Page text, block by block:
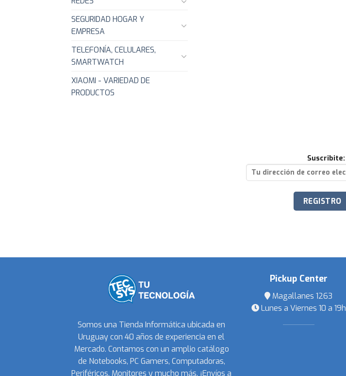
SEGURIDAD HOGAR Y
EMPRESA
TELEFONÍA, CELULARES,
SMARTWATCH
XIAOMI - VARIEDAD DE
PRODUCTOS
Suscribite:
Somos una Tienda Informática ubicada en
Uruguay con 40 años de experiencia en el
Mercado. Contamos con un amplio catálogo
de Notebooks, PC Gamers, Computadoras,
Periféricos, Monitores y mucho más. ¡Envíos a
Pickup Center
Magallanes 1263
Lunes a Viernes 10 a 19h